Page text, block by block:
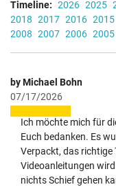
Timeline: 2026 2025
2018 2017 2016 2015
2008 2007 2006 2005
by Michael Bohn
07/17/2026
Ich möchte mich für
Euch bedanken. Es
Verpackt, das richtige
Videoanleitungen
nichts Schief gehen